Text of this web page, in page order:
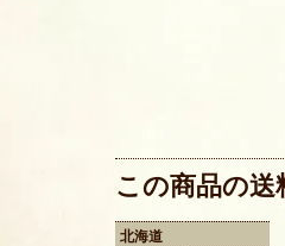
この商品の
北海道